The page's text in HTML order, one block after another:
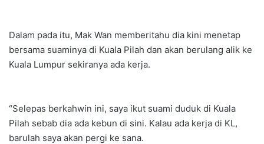
Dalam pada itu, Mak Wan memberitahu dia kini menetap
bersama suaminya di Kuala Pilah dan akan berulang alik ke
Kuala Lumpur sekiranya ada kerja.
“Selepas berkahwin ini, saya ikut suami duduk di Kuala
Pilah sebab dia ada kebun di sini. Kalau ada kerja di KL,
barulah saya akan pergi ke sana.